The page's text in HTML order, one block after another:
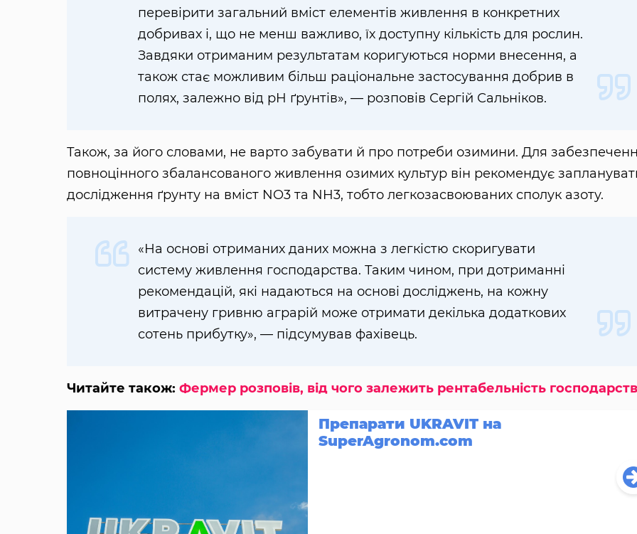
перевірити загальний вміст елементів живлення в конкретних
добривах і, що не менш важливо, їх доступну кількість для рослин.
Завдяки отриманим результатам коригуються норми внесення, а
також стає можливим більш раціональне застосування добрив в
полях, залежно від pH ґрунтів», — розповів Сергій Сальніков.
Також, за його словами, не варто забувати й про потреби озимини. Для
повноцінного збалансованого живлення озимих культур він рекомендує
дослідження ґрунту на вміст NO3 та NH3, тобто легкозасвоюваних сполук азоту.
«На основі отриманих даних можна з легкістю скоригувати
систему живлення господарства. Таким чином, при дотриманні
рекомендацій, які надаються на основі досліджень, на кожну
витрачену гривню аграрій може отримати декілька додаткових
сотень прибутку», — підсумував фахівець.
Читайте також: Фермер розповів, від чого залежить рентабельність
Препарати UKRAVIT на
SuperAgronom.com